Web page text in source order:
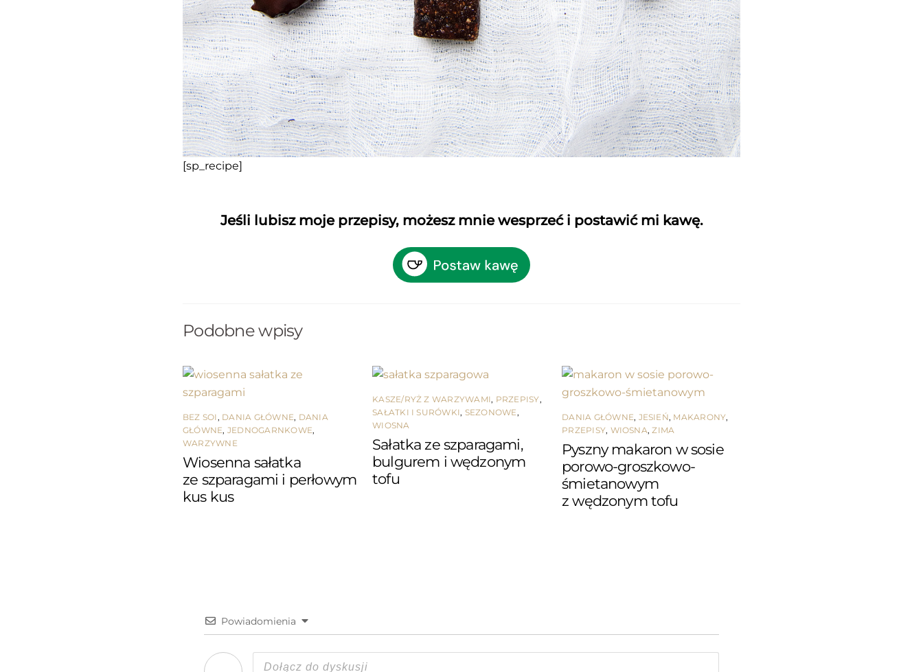
[sp_recipe]
Jeśli lubisz moje przepisy, możesz mnie wesprzeć i postawić mi kawę.
Podobne wpisy
BEZ SOI, DANIA GŁÓWNE, DANIA
GŁÓWNE, JEDNOGARNKOWE,
WARZYWNE
Wiosenna sałatka
ze szparagami i perłowym
kus kus
KASZE/RYŻ Z WARZYWAMI, PRZEPISY,
SAŁATKI I SURÓWKI, SEZONOWE,
WIOSNA
Sałatka ze szparagami,
bulgurem i wędzonym
tofu
DANIA GŁÓWNE, JESIEŃ, MAKARONY,
PRZEPISY, WIOSNA,ZIMA
Pyszny makaron w sosie
porowo-groszkowo-
śmietanowym
z wędzonym tofu
Powiadomienia